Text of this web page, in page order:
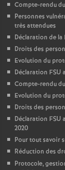
Compte-rendu
Personnes
très attendues
Déclaration de la
Droits des
Evolution du
Déclaration FSU
Compte-rendu
Evolution du
Droits des
Déclaration FSU
2020
Pour tout savoir
Réduction des
Protocole,